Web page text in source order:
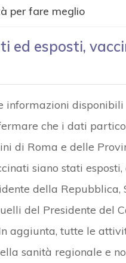
per fare meglio
ed esposti,
informazioni disponibili
che i dati
di Roma e delle
siano stati esposti,
della Repubblica,
del Presidente del
aggiunta, tutte le
sanità regionale e